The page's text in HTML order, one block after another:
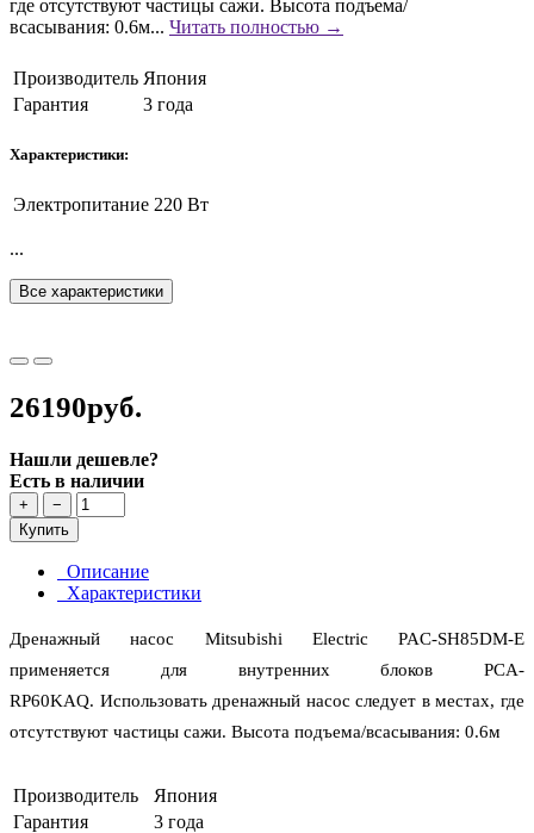
где отсутствуют частицы сажи. Высота подъема/
всасывания: 0.6м... Читать полностью →
Производитель Япония
Гарантия
3 года
Характеристики:
Электропитание 220 Вт
...
Все характеристики
26190руб.
Нашли дешевле?
Есть в наличии
+
−
Купить
Описание
Характеристики
Дренажный насос Mitsubishi Electric PAC-SH85DM-E
применяется для внутренних блоков PCA-
RP60KAQ. Использовать дренажный насос следует в местах, где
отсутствуют частицы сажи. Высота подъема/всасывания: 0.6м
Производитель
Япония
Гарантия
3 года